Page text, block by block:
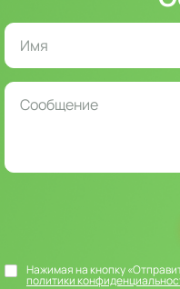
Нажимая на кнопку
политики